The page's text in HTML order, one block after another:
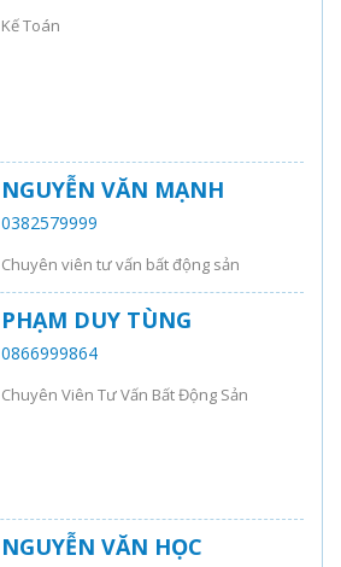
Kế Toán
NGUYỄN VĂN MẠNH
0382579999
Chuyên viên tư vấn bất động sản
PHẠM DUY TÙNG
0866999864
Chuyên Viên Tư Vấn Bất Động Sản
NGUYỄN VĂN HỌC